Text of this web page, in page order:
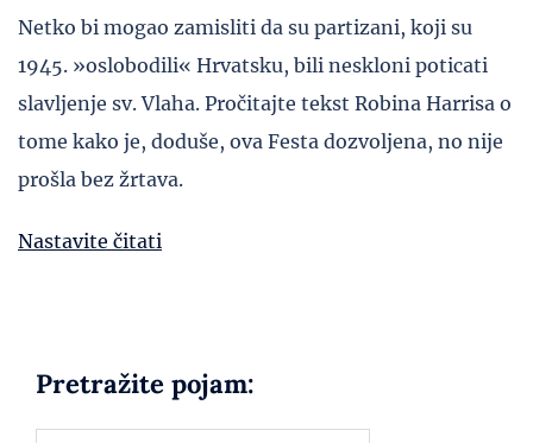
Netko bi mogao zamisliti da su partizani, koji su
1945. »oslobodili« Hrvatsku, bili neskloni poticati
slavljenje sv. Vlaha. Pročitajte tekst Robina Harrisa o
tome kako je, doduše, ova Festa dozvoljena, no nije
prošla bez žrtava.
Nastavite čitati
Pretražite pojam: